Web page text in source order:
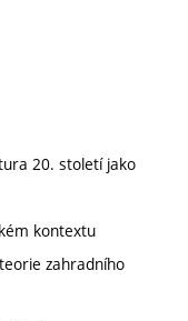
20. století jako
kontextu
zahradního